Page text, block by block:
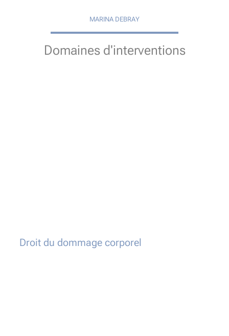
MARINA DEBRAY
Domaines d'interventions
Droit du dommage corporel